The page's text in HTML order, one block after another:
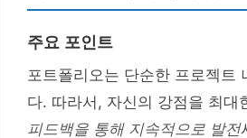
주요 포인트
포트폴리오는 단순한 프로젝트
다. 따라서, 자신의 강점을 최대
피드백을 통해 지속적으로 발전